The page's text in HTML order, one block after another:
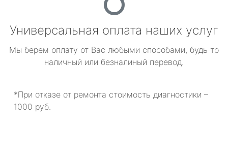
Универсальная оплата наших услуг
Мы берем оплату от Вас любыми способами, будь то
наличный или безналиный перевод.
*При отказе от ремонта стоимость диагностики –
1000 руб.